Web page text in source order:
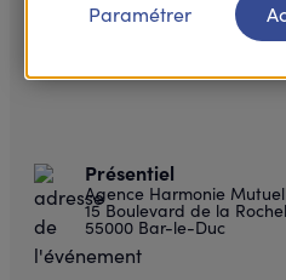
Présentiel
Agence Harmonie
15 Boulevard de la
55000 Bar-le-Duc
Paramétrer